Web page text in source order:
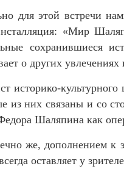
для этой встречи
«Мир
сохранившиеся
о других
историко-
из них связаны и со
Шаляпина как
же, дополнением к
оставляет у